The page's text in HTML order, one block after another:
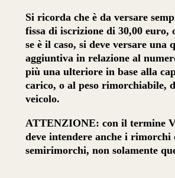
Si ricorda che è da versare
fissa di iscrizione di 30,00 euro,
se è il caso, si deve versare una
aggiuntiva in relazione al
più una ulteriore in base alla
carico, o al peso rimorchiabile,
veicolo.
ATTENZIONE: con il termine
deve intendere anche i rimorchi
semirimorchi, non solamente